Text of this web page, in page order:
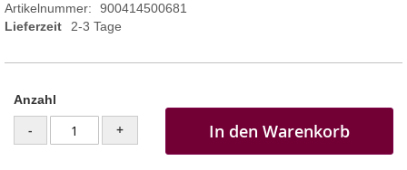
Artikelnummer
900414500681
Lieferzeit
2-3 Tage
Anzahl
- + In den Warenkorb